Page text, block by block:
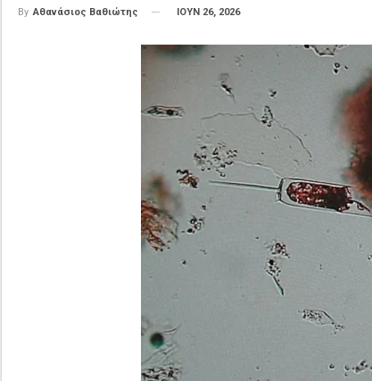
By Αθανάσιος Βαθιώτης ΙΟΥΝ 26, 2026